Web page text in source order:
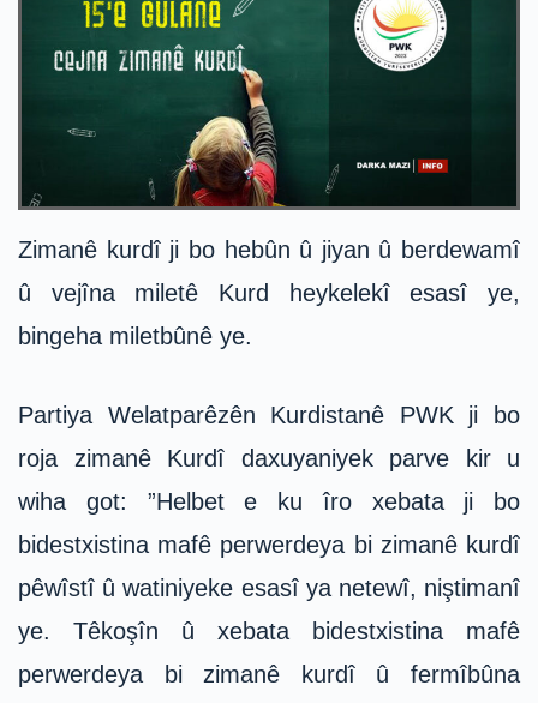
Zimanê kurdî ji bo hebûn û jiyan û berdewamî
û vejîna miletê Kurd heykelekî esasî ye,
bingeha miletbûnê ye.
Partiya Welatparêzên Kurdistanê PWK ji bo
roja zimanê Kurdî daxuyaniyek parve kir u
wiha got: ”Helbet e ku îro xebata ji bo
bidestxistina mafê perwerdeya bi zimanê kurdî
pêwîstî û watiniyeke esasî ya netewî, niştimanî
ye. Têkoşîn û xebata bidestxistina mafê
perwerdeya bi zimanê kurdî û fermîbûna